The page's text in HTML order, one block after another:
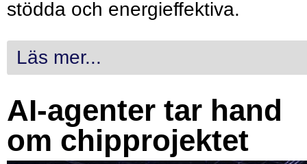
stödda och energieffektiva.
Läs mer...
AI-agenter tar hand
om chipprojektet